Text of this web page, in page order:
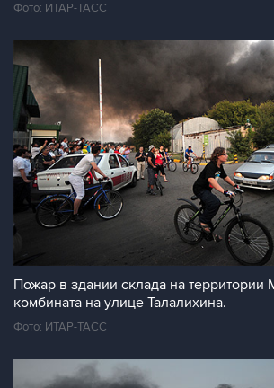
Фото: ИТАР-ТАСС
Пожар в здании склада на территории
комбината на улице Талалихина.
Фото: ИТАР-ТАСС